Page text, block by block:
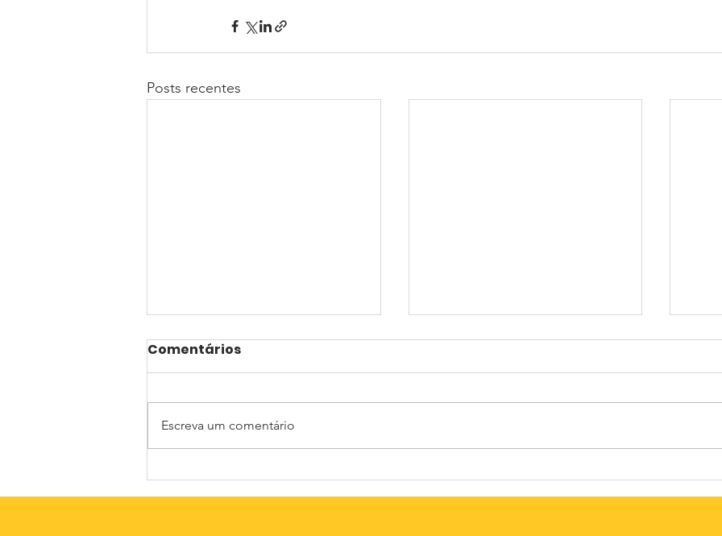
Posts recentes
Sessão de Auscultação
- FNAJ
Youth Forum/Fórum da
Juventude H.E.Y!
Comentários
Escreva um comentário